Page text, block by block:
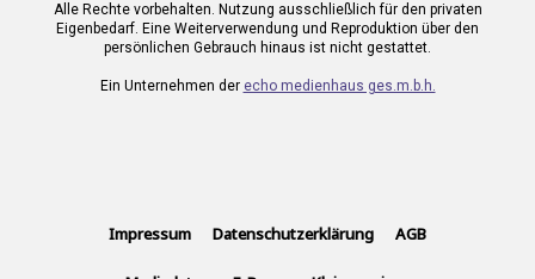
Alle Rechte vorbehalten. Nutzung ausschließlich für den privaten
Eigenbedarf. Eine Weiterverwendung und Reproduktion über den
persönlichen Gebrauch hinaus ist nicht gestattet.
Ein Unternehmen der echo medienhaus ges.m.b.h.
Impressum Datenschutzerklärung AGB